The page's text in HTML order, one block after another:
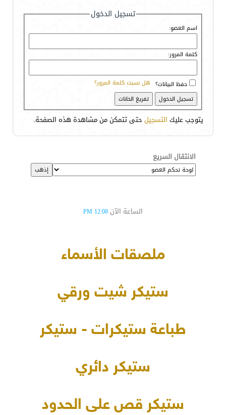
تسجيل الدخول
اسم العضو:
كلمة المرور:
هل نسيت كلمة المرور؟ حفظ البيانات؟
يتوجب عليك التسجيل حتى تتمكن من مشاهدة هذه الصفحة.
الانتقال السريع
الساعة الآن 12:08 PM
ملصقات الأسماء
ستيكر شيت ورقي
طباعة ستيكرات - ستيكر
ستيكر دائري
ستيكر قص على الحدود